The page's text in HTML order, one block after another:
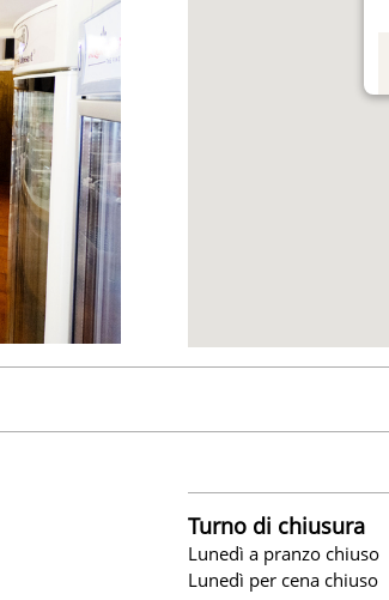
Turno di chiusura
Lunedì a pranzo chiuso
Lunedì per cena chiuso